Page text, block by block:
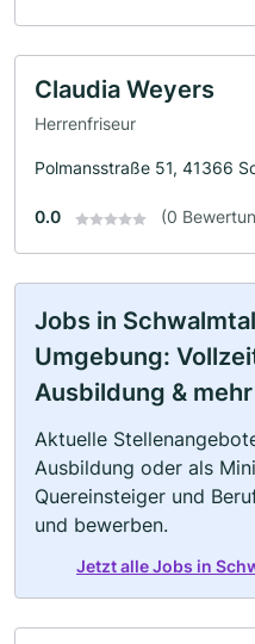
Claudia Weyers
Herrenfriseur
Polmansstraße 51, 41366
0.0 (0
Jobs in
Umgebung:
Ausbildung & mehr
Aktuelle
Ausbildung oder als
Quereinsteiger und
und bewerben.
Jetzt alle Jobs in